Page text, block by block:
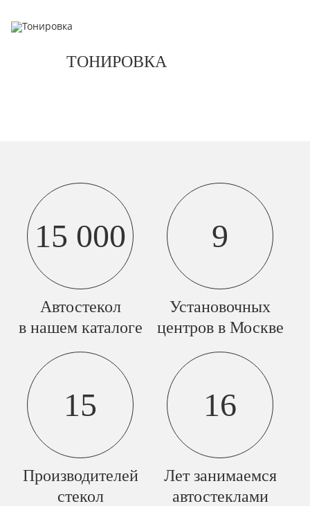
ТОНИРОВКА
15 000
Автостекол
в нашем каталоге
9
Установочных
центров в Москве
15
Производителей
стекол
16
Лет занимаемся
автостеклами